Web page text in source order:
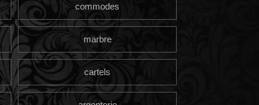
commodes
marbre
cartels